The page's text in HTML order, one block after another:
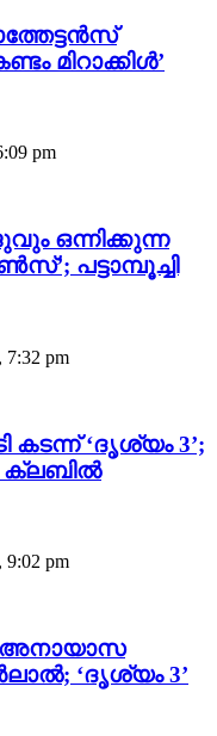
മിറാക്കിൾ’
pm
ഒന്നിക്കുന്ന
പട്ടാമ്പൂച്ചി
7:32 pm
കടന്ന് ‘ദൃശ്യം 3’;
ക്ലബിൽ
9:02 pm
അനായാസ
‘ദൃശ്യം 3’